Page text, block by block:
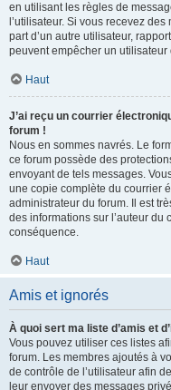
en utilisant les règles de
l’utilisateur. Si vous recevez
part d’un autre utilisateur,
peuvent empêcher un utilisateur
Haut
J’ai reçu un courrier
forum !
Nous en sommes navrés. Le
ce forum possède des
envoyant de tels messages.
une copie complète du courrier
administrateur du forum. Il est
des informations sur l’auteur
conséquence.
Haut
Amis et ignorés
À quoi sert ma liste d’amis et
Vous pouvez utiliser ces listes
forum. Les membres ajoutés à
de contrôle de l’utilisateur afin
leur envoyer des messages